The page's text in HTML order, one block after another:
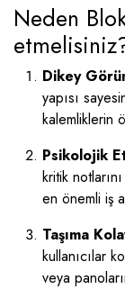
Neden
Dikey
yapısı
kalemliklerin
Psikolojik
kritik
en önemli iş
Taşıma
kullanıcılar
veya